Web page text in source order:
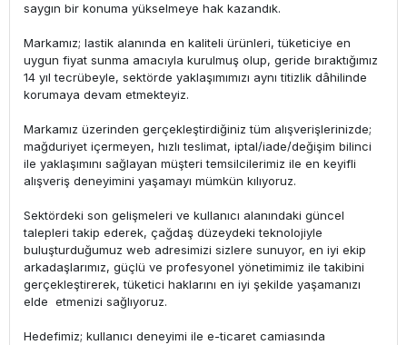
saygın bir konuma yükselmeye hak kazandık.
Markamız; lastik alanında en kaliteli ürünleri, tüketiciye en
uygun fiyat sunma amacıyla kurulmuş olup, geride bıraktığımız
14 yıl tecrübeyle, sektörde yaklaşımımızı aynı titizlik dâhilinde
korumaya devam etmekteyiz.
Markamız üzerinden gerçekleştirdiğiniz tüm alışverişlerinizde;
mağduriyet içermeyen, hızlı teslimat, iptal/iade/değişim bilinci
ile yaklaşımını sağlayan müşteri temsilcilerimiz ile en keyifli
alışveriş deneyimini yaşamayı mümkün kılıyoruz.
Sektördeki son gelişmeleri ve kullanıcı alanındaki güncel
talepleri takip ederek, çağdaş düzeydeki teknolojiyle
buluşturduğumuz web adresimizi sizlere sunuyor, en iyi ekip
arkadaşlarımız, güçlü ve profesyonel yönetimimiz ile takibini
gerçekleştirerek, tüketici haklarını en iyi şekilde yaşamanızı
elde etmenizi sağlıyoruz.
Hedefimiz; kullanıcı deneyimi ile e-ticaret camiasında